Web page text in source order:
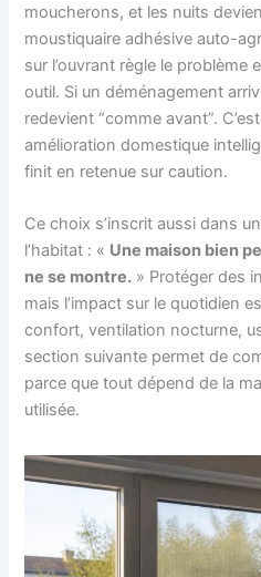
moucherons, et les nuits
moustiquaire adhésive auto-
sur l’ouvrant règle le problème
outil. Si un déménagement
redevient “comme avant”.
amélioration domestique
finit en retenue sur caution.
Ce choix s’inscrit aussi dans
l’habitat : « Une maison bien
ne se montre. » Protéger des
mais l’impact sur le quotidien
confort, ventilation nocturne,
section suivante permet de
parce que tout dépend de la
utilisée.